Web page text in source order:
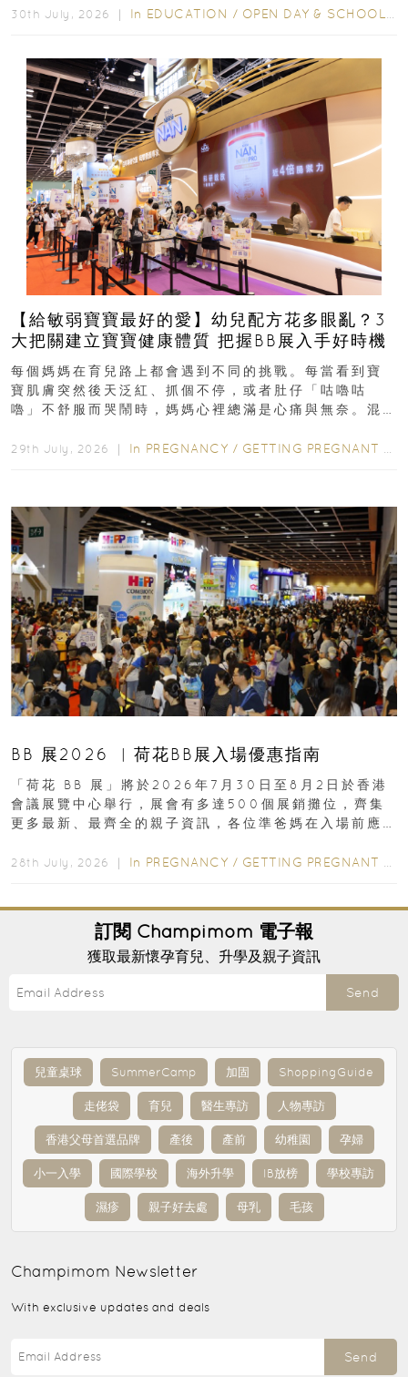
30th July, 2026 ｜ In EDUCATION / OPEN DAY & SCHOOL EVENTS
【給敏弱寶寶最好的愛】幼兒配方花多眼亂？3
大把關建立寶寶健康體質 把握BB展入手好時機
每個媽媽在育兒路上都會遇到不同的挑戰。每當看到寶
寶肌膚突然後天泛紅、抓個不停，或者肚仔「咕嚕咕
嚕」不舒服而哭鬧時，媽媽心裡總滿是心痛與無奈。混
29th July, 2026 ｜ In PREGNANCY / GETTING PREGNANT
BB 展2026 ︳荷花BB展入場優惠指南
「荷花 BB 展」將於2026年7月30日至8月2日於香港
會議展覽中心舉行，展會有多達500個展銷攤位，齊集
更多最新、最齊全的親子資訊，各位準爸媽在入場前應
28th July, 2026 ｜ In PREGNANCY / GETTING PREGNANT
訂閱 Champimom 電子報
獲取最新懷孕育兒、升學及親子資訊
Send
兒童桌球 SummerCamp 加固 ShoppingGuide
走佬袋 育兒 醫生專訪 人物專訪
香港父母首選品牌 產後 產前 幼稚園 孕婦
小一入學 國際學校 海外升學 IB放榜 學校專訪
濕疹 親子好去處 母乳 毛孩
Champimom Newsletter
With exclusive updates and deals
Send